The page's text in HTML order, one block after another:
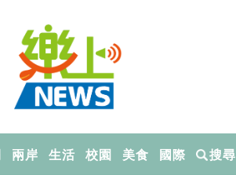
兩岸 生活 校園 美食 國際 搜尋